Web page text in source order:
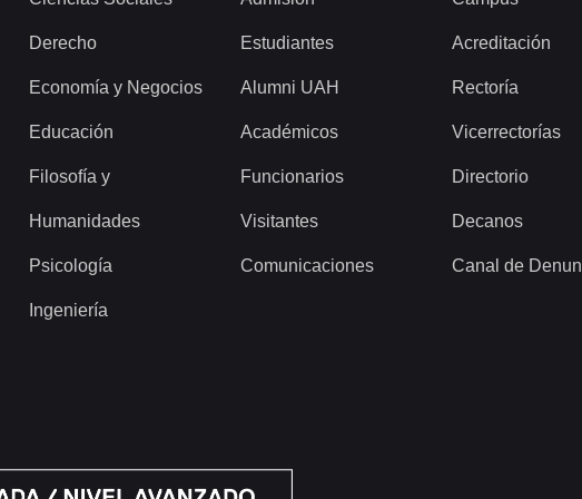
Derecho
Economía y Negocios
Educación
Filosofía y
Humanidades
Psicología
Ingeniería
Estudiantes
Alumni UAH
Académicos
Funcionarios
Visitantes
Comunicaciones
Acreditación
Rectoría
Vicerrectorías
Directorio
Decanos
Canal de